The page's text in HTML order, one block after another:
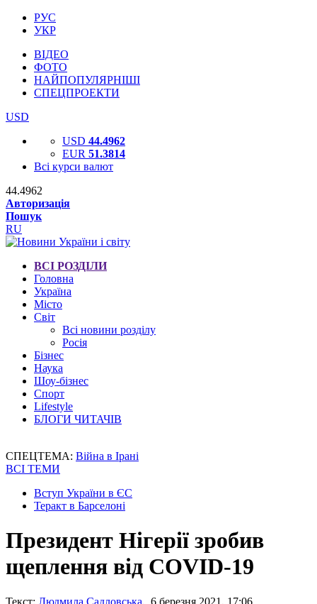
РУС
УКР
ВІДЕО
ФОТО
НАЙПОПУЛЯРНІШІ
СПЕЦПРОЕКТИ
USD
USD 44.4962
EUR 51.3814
Всі курси валют
44.4962
Авторизація
Пошук
RU
ВСІ РОЗДІЛИ
Головна
Україна
Місто
Світ
Всі новини розділу
Росія
Бізнес
Наука
Шоу-бізнес
Спорт
Lifestyle
БЛОГИ ЧИТАЧІВ
СПЕЦТЕМА: Війна в Ірані
ВСІ ТЕМИ
Вступ України в ЄС
Теракт в Барселоні
Президент Нігерії зробив
щеплення від COVID-19
Текст: Людмила Садловська, 6 березня 2021, 17:06